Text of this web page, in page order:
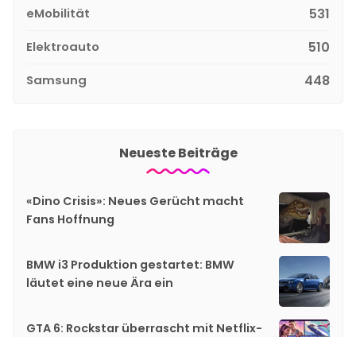
eMobilität 531
Elektroauto 510
Samsung 448
Neueste Beiträge
«Dino Crisis»: Neues Gerücht macht
Fans Hoffnung
BMW i3 Produktion gestartet: BMW
läutet eine neue Ära ein
GTA 6: Rockstar überrascht mit Netflix-